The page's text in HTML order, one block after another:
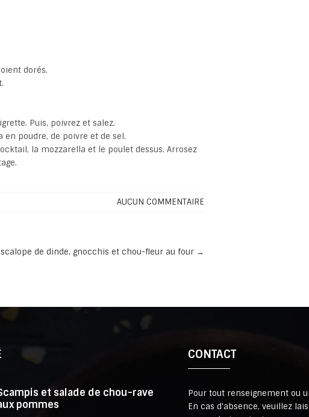
dorés.
Puis, poivrez et salez.
en poudre, de poivre et de sel.
la mozzarella et le poulet dessus. Arrosez
AUCUN COMMENTAIRE
de dinde, gnocchis et chou-fleur au four →
et salade de chou-rave
pommes
CONTACT
Pour tout renseignement ou
En cas d'absence, veuillez